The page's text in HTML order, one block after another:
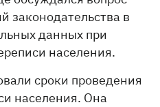
законодательства в
данных при
населения.
сроки проведения
населения. Она